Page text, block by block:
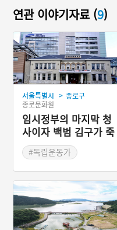
연관 이야기자료 (9)
서울특별시 > 종로구
종로문화원
임시정부의 마지막 청
사이자 백범 김구가 죽
은 장소, 서울 경교장
#독립운동가
#서울 근대문화유산